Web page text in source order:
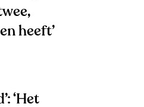
heeft’
‘Het